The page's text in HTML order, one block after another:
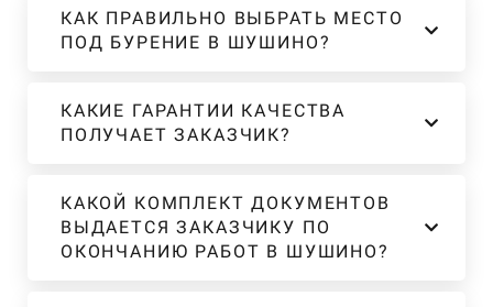
КАК ПРАВИЛЬНО ВЫБРАТЬ МЕСТО
ПОД БУРЕНИЕ В ШУШИНО?
КАКИЕ ГАРАНТИИ КАЧЕСТВА
ПОЛУЧАЕТ ЗАКАЗЧИК?
КАКОЙ КОМПЛЕКТ ДОКУМЕНТОВ
ВЫДАЕТСЯ ЗАКАЗЧИКУ ПО
ОКОНЧАНИЮ РАБОТ В ШУШИНО?